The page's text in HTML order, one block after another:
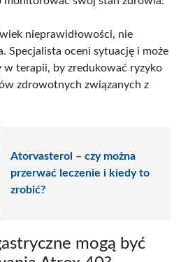
nieprawidłowości, nie
Specjalista oceni sytuację i może
w terapii, by zredukować ryzyko
zdrowotnych związanych z
Atorvasterol – czy można
przerwać leczenie i kiedy to
zrobić?
mogą być